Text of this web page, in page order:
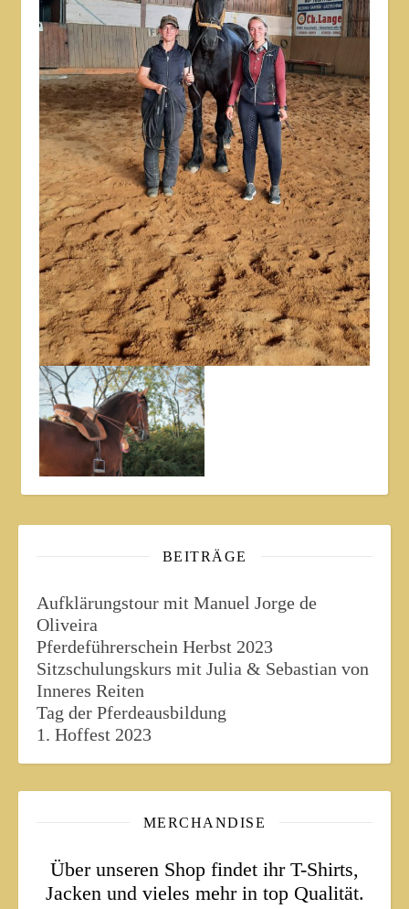
BEITRÄGE
Aufklärungstour mit Manuel Jorge de
Oliveira
Pferdeführerschein Herbst 2023
Sitzschulungskurs mit Julia & Sebastian von
Inneres Reiten
Tag der Pferdeausbildung
1. Hoffest 2023
MERCHANDISE
Über unseren Shop findet ihr T-Shirts,
Jacken und vieles mehr in top Qualität.